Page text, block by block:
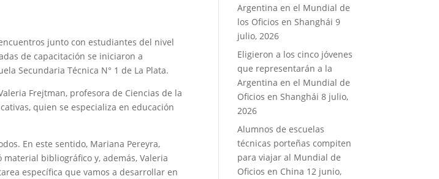
junto con estudiantes del nivel
de capacitación se iniciaron a
Secundaria Técnica N° 1 de La Plata.
Frejtman, profesora de Ciencias de la
quien se especializa en educación
En este sentido, Mariana Pereyra,
bibliográfico y, además, Valeria
específica que vamos a desarrollar en
Argentina en el Mundial de
los Oficios en Shanghái 9
julio, 2026
Eligieron a los cinco jóvenes
que representarán a la
Argentina en el Mundial de
Oficios en Shanghái 8 julio,
2026
Alumnos de escuelas
técnicas porteñas compiten
para viajar al Mundial de
Oficios en China 12 junio,